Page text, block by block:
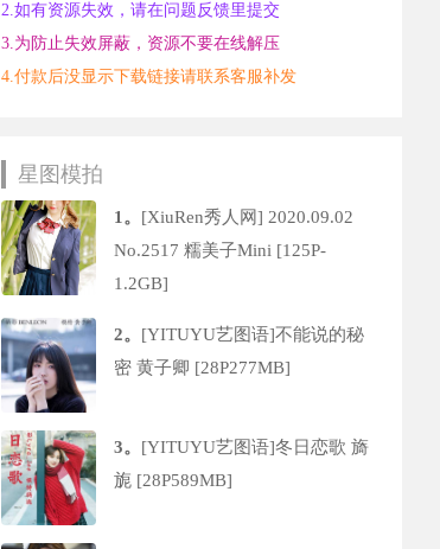
2.如有资源失效，请在问题反馈里提交
3.为防止失效屏蔽，资源不要在线解压
4.付款后没显示下载链接请联系客服补发
星图模拍
1。 [XiuRen秀人网] 2020.09.02
No.2517 糯美子Mini [125P-
1.2GB]
2。 [YITUYU艺图语]不能说的秘
密 黄子卿 [28P277MB]
3。 [YITUYU艺图语]冬日恋歌 旖
旎 [28P589MB]